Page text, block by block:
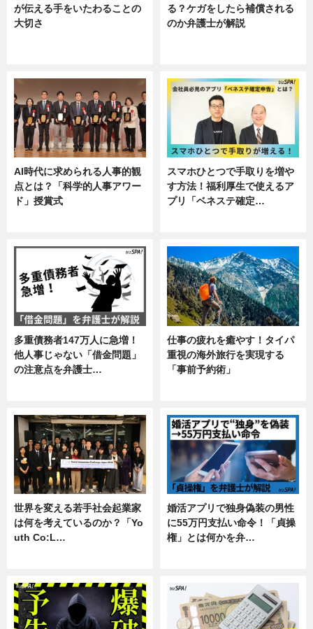
が伝える手をいたわることの
大切さ
る？ケガをしたら補償される
のか弁護士が解説
AI時代に求められる人事的観
点とは？「科学的人事アワー
ド」授賞式
スマホひとつで手取りを増や
す方法！福利厚生で使えるア
プリ「ベネステ確定…
多重債務者147万人に急増！
他人事じゃない「借金問題」
の注意点を弁護士…
仕事の疲れを癒やす！タイパ
重視の海外旅行を実現する
「事前予約術」
世界を変える若手社会起業家
は何を考えているのか？「Yo
uth Co:L…
婚活アプリで独身偽装の男性
に55万円支払い命令！「貞操
権」とは何かを弁…